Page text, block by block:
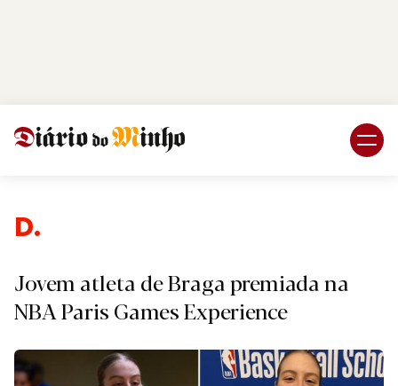
Despor
Jovem atleta de Braga premiada na
NBA Paris Games Experience